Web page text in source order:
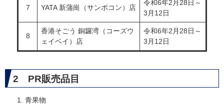
7 YATA 新蒲崗（サンポコン）店
令和6年2月28日～
3月12日
8
香港そごう 銅鑼湾（コーズウ
ェイベイ）店
令和6年2月28日～
3月12日
2 PR販売品目
青果物